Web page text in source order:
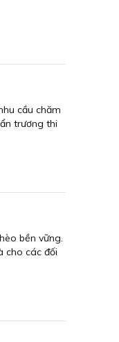
cầu chăm
trương thi
bền vững.
cho các đối